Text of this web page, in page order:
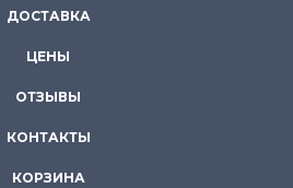
ДОСТАВКА
ЦЕНЫ
ОТЗЫВЫ
КОНТАКТЫ
КОРЗИНА